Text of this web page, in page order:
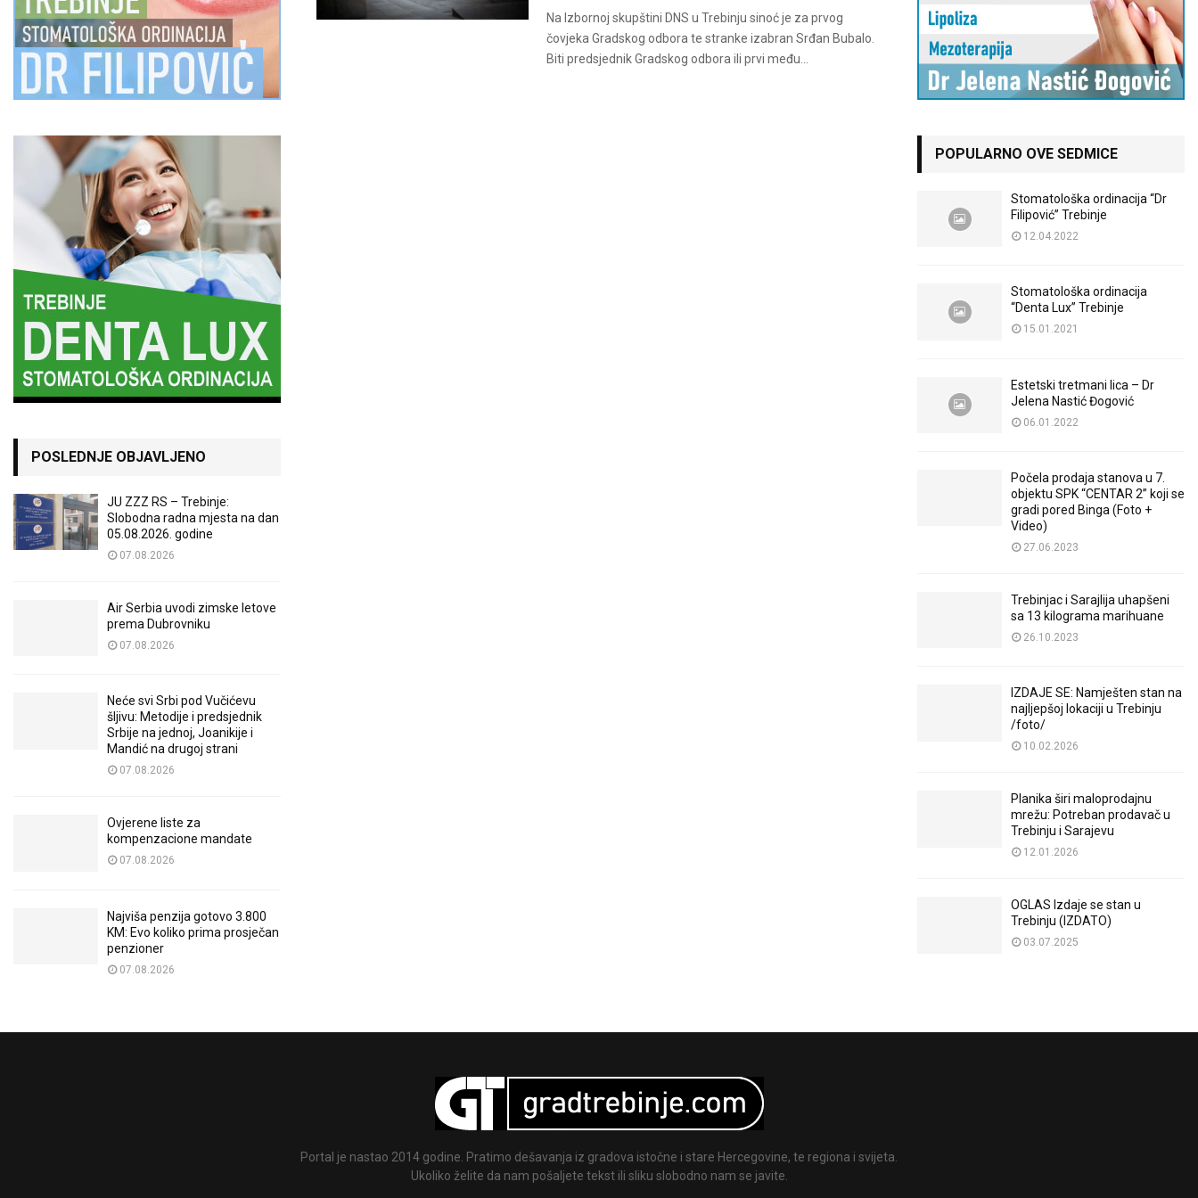
Na Izbornoj skupštini DNS u Trebinju sinoć je za prvog
čovjeka Gradskog odbora te stranke izabran Srđan Bubalo.
Biti predsjednik Gradskog odbora ili prvi među...
POSLEDNJE OBJAVLJENO
JU ZZZ RS – Trebinje:
Slobodna radna mjesta na dan
05.08.2026. godine
07.08.2026
Air Serbia uvodi zimske letove
prema Dubrovniku
07.08.2026
Neće svi Srbi pod Vučićevu
šljivu: Metodije i predsjednik
Srbije na jednoj, Joanikije i
Mandić na drugoj strani
07.08.2026
Ovjerene liste za
kompenzacione mandate
07.08.2026
Najviša penzija gotovo 3.800
KM: Evo koliko prima prosječan
penzioner
07.08.2026
POPULARNO OVE SEDMICE
Stomatološka ordinacija “Dr
Filipović” Trebinje
12.04.2022
Stomatološka ordinacija
“Denta Lux” Trebinje
15.01.2021
Estetski tretmani lica – Dr
Jelena Nastić Đogović
06.01.2022
Počela prodaja stanova u 7.
objektu SPK “CENTAR 2” koji se
gradi pored Binga (Foto +
Video)
27.06.2023
Trebinjac i Sarajlija uhapšeni
sa 13 kilograma marihuane
26.10.2023
IZDAJE SE: Namješten stan na
najljepšoj lokaciji u Trebinju
/foto/
10.02.2026
Planika širi maloprodajnu
mrežu: Potreban prodavač u
Trebinju i Sarajevu
12.01.2026
OGLAS Izdaje se stan u
Trebinju (IZDATO)
03.07.2025
Portal je nastao 2014 godine. Pratimo dešavanja iz gradova istočne i stare Hercegovine, te regiona i svijeta.
Ukoliko želite da nam pošaljete tekst ili sliku slobodno nam se javite.